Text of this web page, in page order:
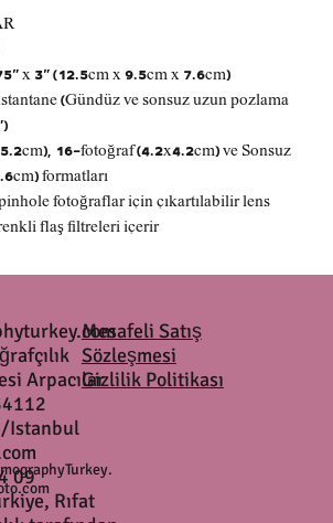
x 3" (12.5cm x 9.5cm x 7.6cm)
(Gündüz ve sonsuz uzun pozlama
16-fotoğraf (4.2x4.2cm) ve Sonsuz
formatları
pinhole fotoğraflar için çıkartılabilir lens
flaş filtreleri içerir
Mesafeli Satış
Sözleşmesi
Gizlilik Politikası
Arpacılar
Istanbul
09
Rıfat